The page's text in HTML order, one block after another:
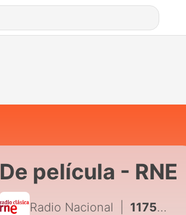
De película - RNE
Radio Nacional 1175 - De película - Dejamos 'La ventana abierta' a la 'Mala bestia' y Spider-Man - 01/08/26